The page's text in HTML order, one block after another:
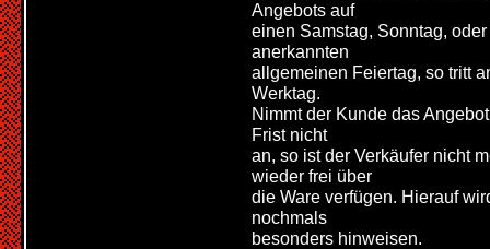
Angebots auf
einen Samstag, Sonntag,
anerkannten
allgemeinen Feiertag, so tritt
Werktag.
Nimmt der Kunde das
Frist nicht
an, so ist der Verkäufer nicht
wieder frei über
die Ware verfügen. Hierauf
nochmals
besonders hinweisen.